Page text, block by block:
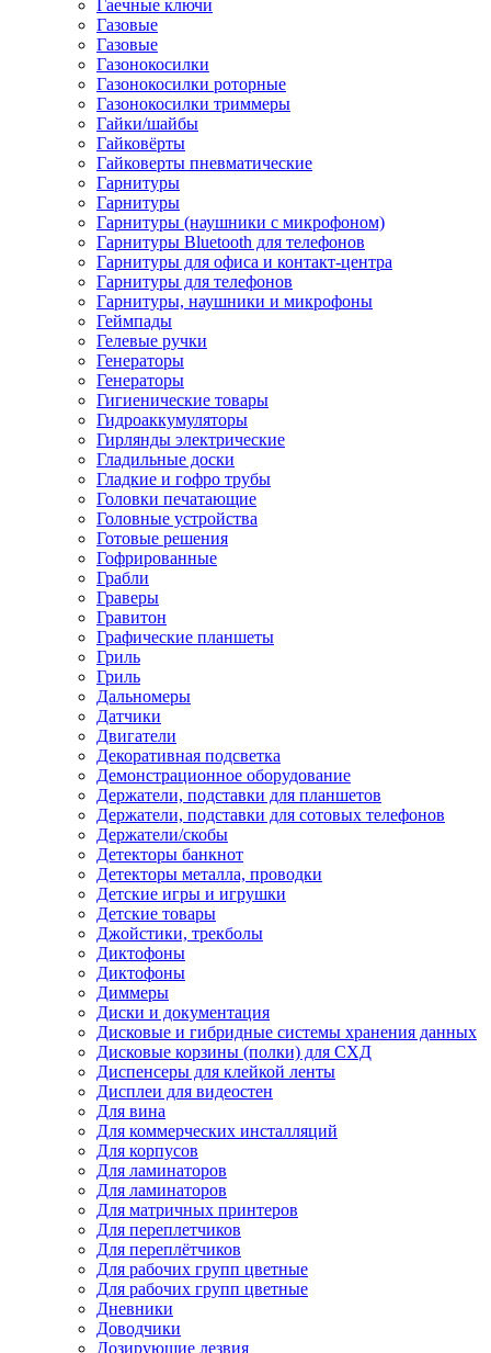
Гаечные ключи
Газовые
Газовые
Газонокосилки
Газонокосилки роторные
Газонокосилки триммеры
Гайки/шайбы
Гайковёрты
Гайковерты пневматические
Гарнитуры
Гарнитуры
Гарнитуры (наушники с микрофоном)
Гарнитуры Bluetooth для телефонов
Гарнитуры для офиса и контакт-центра
Гарнитуры для телефонов
Гарнитуры, наушники и микрофоны
Геймпады
Гелевые ручки
Генераторы
Генераторы
Гигиенические товары
Гидроаккумуляторы
Гирлянды электрические
Гладильные доски
Гладкие и гофро трубы
Головки печатающие
Головные устройства
Готовые решения
Гофрированные
Грабли
Граверы
Гравитон
Графические планшеты
Гриль
Гриль
Дальномеры
Датчики
Двигатели
Декоративная подсветка
Демонстрационное оборудование
Держатели, подставки для планшетов
Держатели, подставки для сотовых телефонов
Держатели/скобы
Детекторы банкнот
Детекторы металла, проводки
Детские игры и игрушки
Детские товары
Джойстики, трекболы
Диктофоны
Диктофоны
Диммеры
Диски и документация
Дисковые и гибридные системы хранения данных
Дисковые корзины (полки) для СХД
Диспенсеры для клейкой ленты
Дисплеи для видеостен
Для вина
Для коммерческих инсталляций
Для корпусов
Для ламинаторов
Для ламинаторов
Для матричных принтеров
Для переплетчиков
Для переплётчиков
Для рабочих групп цветные
Для рабочих групп цветные
Дневники
Доводчики
Дозирующие лезвия